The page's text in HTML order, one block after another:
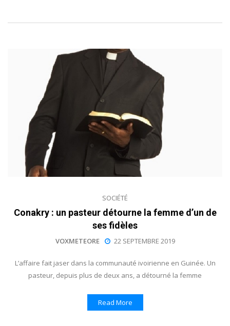
SOCIÉTÉ
Conakry : un pasteur détourne la femme d’un de
ses fidèles
VOXMETEORE 22 SEPTEMBRE 2019
L’affaire fait jaser dans la communauté ivoirienne en Guinée. Un
pasteur, depuis plus de deux ans, a détourné la femme
Read More